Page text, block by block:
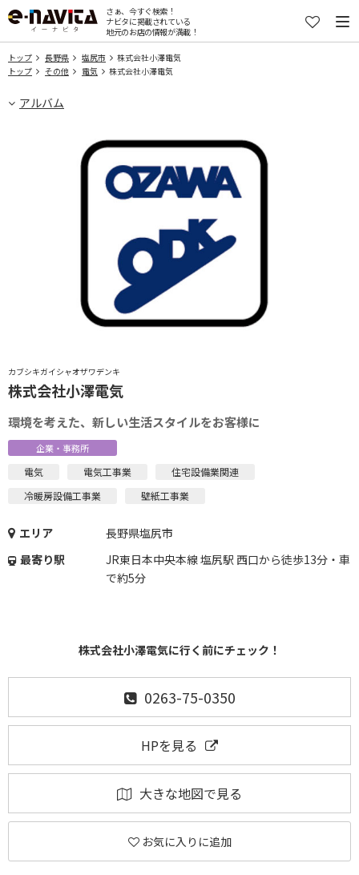
さぁ、今すぐ検索！
ナビタに掲載されている
地元のお店の情報が満載！
トップ 長野県 塩尻市
株式会社小澤電気
トップ
その他 電気 株式会社小澤電気
アルバム
カブシキガイシャオザワデンキ
株式会社小澤電気
環境を考えた、新しい生活スタイルをお客様に
企業・事務所
電気 電気工事業
住宅設備業関連
冷暖房設備工事業
壁紙工事業
エリア
長野県塩尻市
最寄り駅
JR東日本中央本線 塩尻駅 西口から徒歩13分・車
で約5分
株式会社小澤電気に行く前にチェック！
0263-75-0350
HPを見る
大きな地図で見る
お気に入りに追加